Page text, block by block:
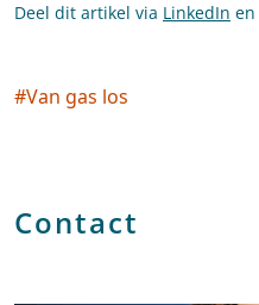
Deel dit artikel via LinkedIn en
Social tags
#Van gas los
Contact